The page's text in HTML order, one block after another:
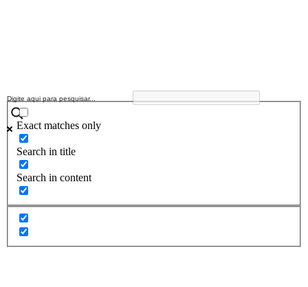
Exact matches only
Search in title
Search in content